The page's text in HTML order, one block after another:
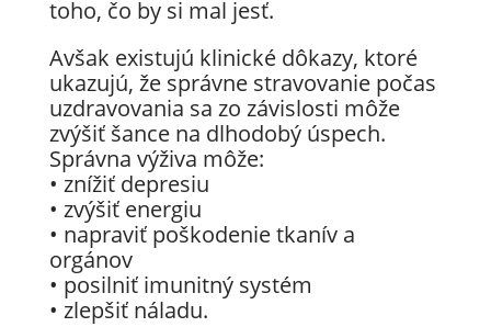
toho, čo by si mal jesť.
Avšak existujú klinické dôkazy, ktoré
ukazujú, že správne stravovanie počas
uzdravovania sa zo závislosti môže
zvýšiť šance na dlhodobý úspech.
Správna výživa môže:
• znížiť depresiu
• zvýšiť energiu
• napraviť poškodenie tkanív a
orgánov
• posilniť imunitný systém
• zlepšiť náladu.